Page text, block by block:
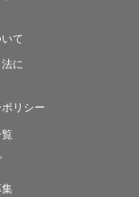
て
に
リシー